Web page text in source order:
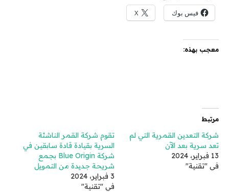
فيس بوك X
معجب بهذه:
مرتبط
شركة التعدين القمرية التي لم
تعد سرية بعد الآن
13 فبراير، 2024
في "تقنية"
تقوم شركة القمر الناشئة
السرية بقيادة قادة سابقين في
شركة Blue Origin بجمع
شريحة جديدة من التمويل
3 فبراير، 2024
في "تقنية"